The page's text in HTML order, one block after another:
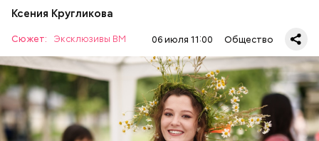
Ксения Кругликова
Сюжет: Эксклюзивы ВМ 06 июля 11:00 Общество